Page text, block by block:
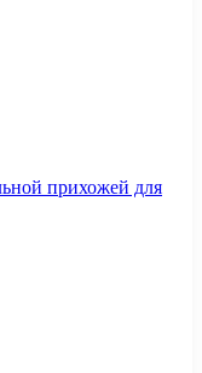
прихожей для